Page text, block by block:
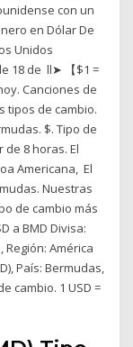
con un
en Dólar De
Unidos
18 de ll➤ 【$1 =
Canciones de
tipos de cambio.
$. Tipo de
de 8 horas. El
Americana, El
Nuestras
de cambio más
a BMD Divisa:
Región: América
País: Bermudas,
cambio. 1 USD =